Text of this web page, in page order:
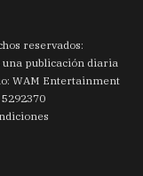
reservados:
una publicación diaria
WAM Entertainment
5292370